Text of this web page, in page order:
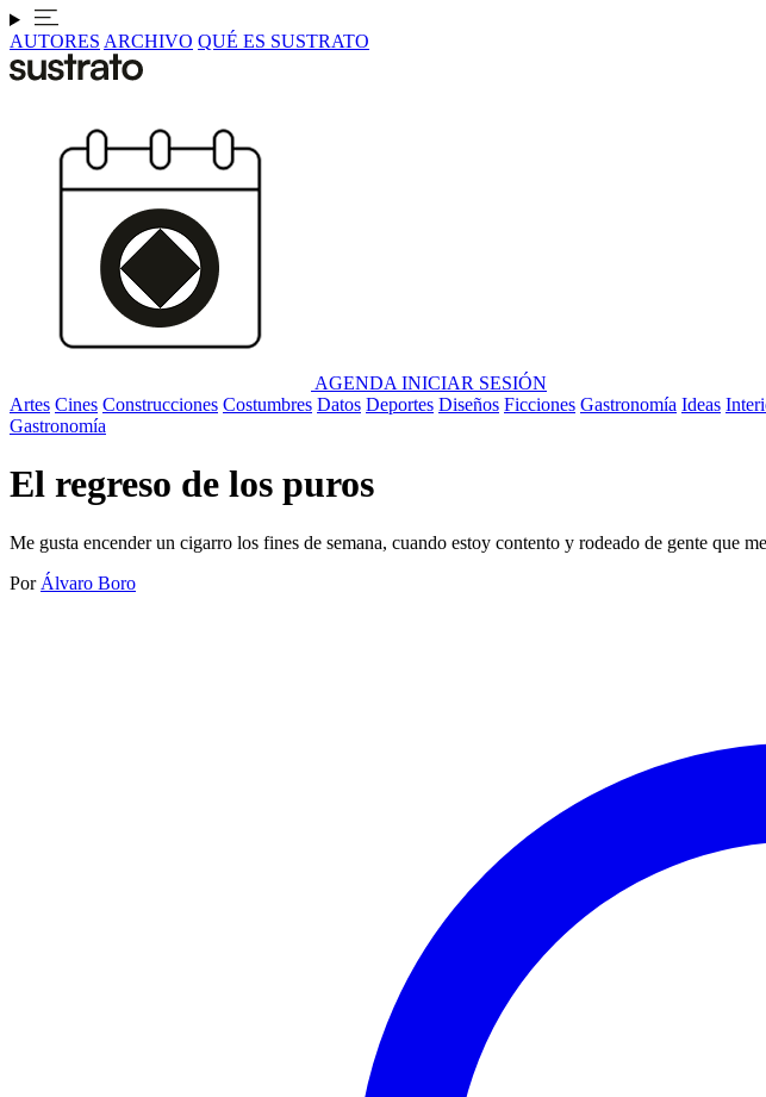
AUTORES ARCHIVO QUÉ ES SUSTRATO
AGENDA INICIAR SESIÓN
Artes Cines Construcciones Costumbres Datos Deportes Diseños Ficciones Gastronomía Ideas
Gastronomía
El regreso de los puros
Me gusta encender un cigarro los fines de semana, cuando estoy contento y rodeado de gente que
Por Álvaro Boro